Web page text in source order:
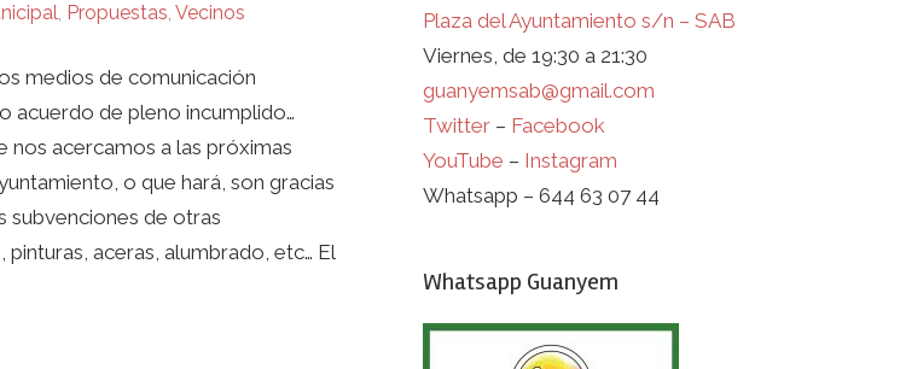
, Propuestas, Vecinos
medios de comunicación
acuerdo de pleno incumplido…
acercamos a las próximas
o que hará, son gracias
subvenciones de otras
aceras, alumbrado, etc… El
Plaza del Ayuntamiento s/n – SAB
Viernes, de 19:30 a 21:30
guanyemsab@gmail.com
Twitter – Facebook
YouTube – Instagram
Whatsapp – 644 63 07 44
Whatsapp Guanyem